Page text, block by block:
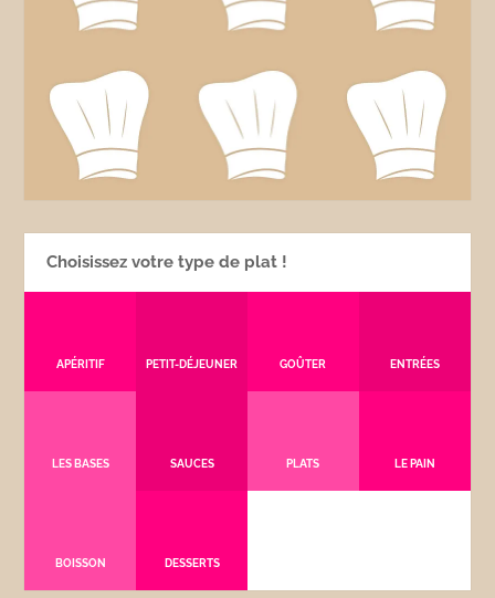
Choisissez votre type de plat !
APÉRITIF PETIT-DÉJEUNER GOÛTER ENTRÉES
LES BASES SAUCES PLATS LE PAIN
BOISSON DESSERTS